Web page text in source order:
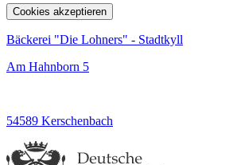
Cookies akzeptieren
Bäckerei "Die Lohners" - Stadtkyll
Am Hahnborn 5
54589 Kerschenbach